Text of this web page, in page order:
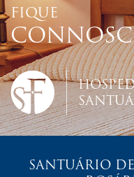
FIQUE
SANTUÁRIO